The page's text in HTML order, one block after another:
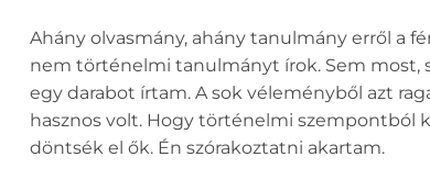
Ahány olvasmány, ahány tanulmány erről a
nem történelmi tanulmányt írok. Sem most,
egy darabot írtam. A sok véleményből azt
hasznos volt. Hogy történelmi szempontból
döntsék el ők. Én szórakoztatni akartam.